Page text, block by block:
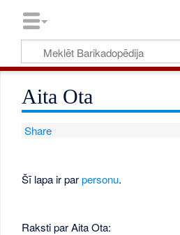
Aita Ota
Share
Šī lapa ir parpersonu.
Raksti par Aita Ota: